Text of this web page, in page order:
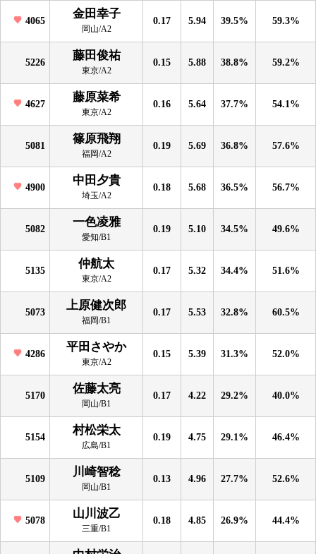
4065 金田幸子
岡山/A2
0.17 5.94 39.5% 59.3%
5226 藤田俊祐
東京/A2
0.15 5.88 38.8% 59.2%
4627 藤原菜希
東京/A2
0.16 5.64 37.7% 54.1%
5081 篠原飛翔
福岡/A2
0.19 5.69 36.8% 57.6%
4900 中田夕貴
埼玉/A2
0.18 5.68 36.5% 56.7%
5082 一色凌雅
愛知/B1
0.19 5.10 34.5% 49.6%
5135 仲航太
東京/A2
0.17 5.32 34.4% 51.6%
5073 上原健次郎
福岡/B1
0.17 5.53 32.8% 60.5%
4286 平田さやか
東京/A2
0.15 5.39 31.3% 52.0%
5170 佐藤太亮
岡山/B1
0.17 4.22 29.2% 40.0%
5154 村松栄太
広島/B1
0.19 4.75 29.1% 46.4%
5109 川崎智稔
岡山/B1
0.13 4.96 27.7% 52.6%
5078 山川波乙
三重/B1
0.18 4.85 26.9% 44.4%